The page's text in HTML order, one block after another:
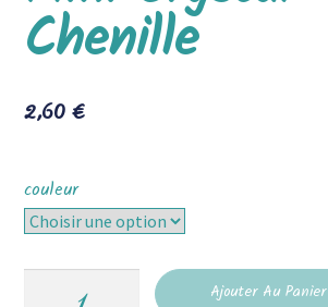
Chenille
2,60€
couleur
Ajouter Au Panier